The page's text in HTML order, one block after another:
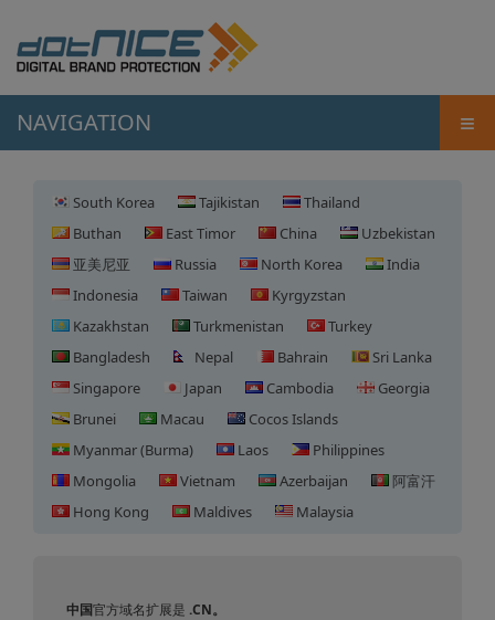
NAVIGATION ≡
South Korea Tajikistan
Thailand
Buthan
East Timor China
Uzbekistan
亚美尼亚
Russia North Korea
India
Indonesia
Taiwan
Kyrgyzstan
Kazakhstan
Turkmenistan
Turkey
Bangladesh
Nepal Bahrain
Sri Lanka
Singapore
Japan Cambodia
Georgia
Brunei
Macau
Cocos Islands
Myanmar (Burma)
Laos
Philippines
Mongolia
Vietnam Azerbaijan
阿富汗
Hong Kong
Maldives Malaysia
中国域名注册
中国官方域名扩展是 .CN。